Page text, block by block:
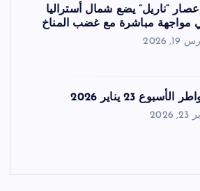
“ناريل” يضع شمال أستراليا
مواجهة مباشرة مع غضب المناخ
2026
الأسبوع 23 يناير 2026